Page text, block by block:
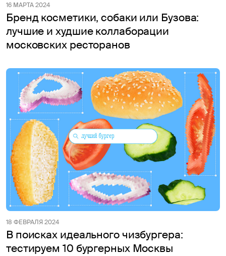
16 МАРТА 2024
Бренд косметики, собаки или Бузова:
лучшие и худшие коллаборации
московских ресторанов
18 ФЕВРАЛЯ 2024
В поисках идеального чизбургера:
тестируем 10 бургерных Москвы